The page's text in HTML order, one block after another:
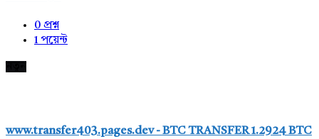
0 প্রশ্ন
1পয়েন্ট
www.transfer403.pages.dev - BTC TRANSFER 1.2924 BTC